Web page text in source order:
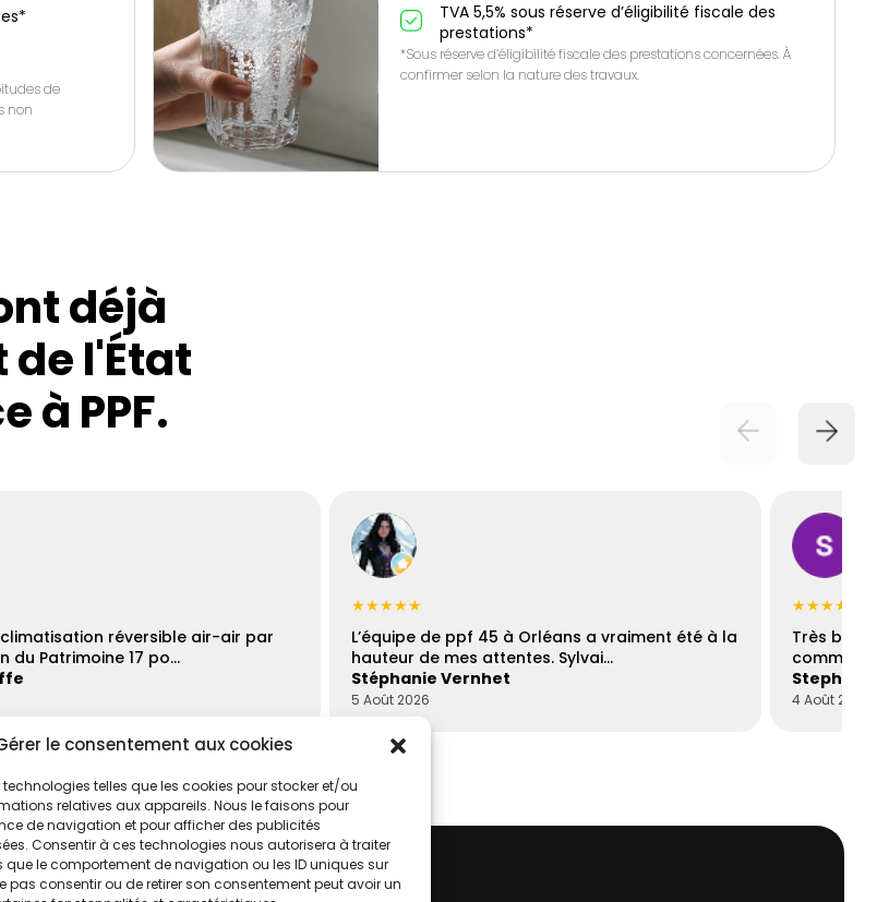
le consentement aux cookies
telles que les cookies pour stocker et/ou
relatives aux appareils. Nous le faisons pour
de navigation et pour afficher des publicités
Consentir à ces technologies nous autorisera à traiter
que le comportement de navigation ou les ID uniques sur
pas consentir ou de retirer son consentement peut avoir un
de
non
TVA 5,5% sous réserve d’éligibilité fiscale des
prestations*
*Sous réserve d’éligibilité fiscale des prestations concernées. À
confirmer selon la nature des travaux.
déjà
l'État
à PPF.
climatisation réversible air-air par
du Patrimoine 17 po…
★★★★★
L’équipe de ppf 45 à Orléans a vraiment été à la
hauteur de mes attentes. Sylvai…
Stéphanie Vernhet
5 Août 2026
★★★★☆
Très
4 Août 2026